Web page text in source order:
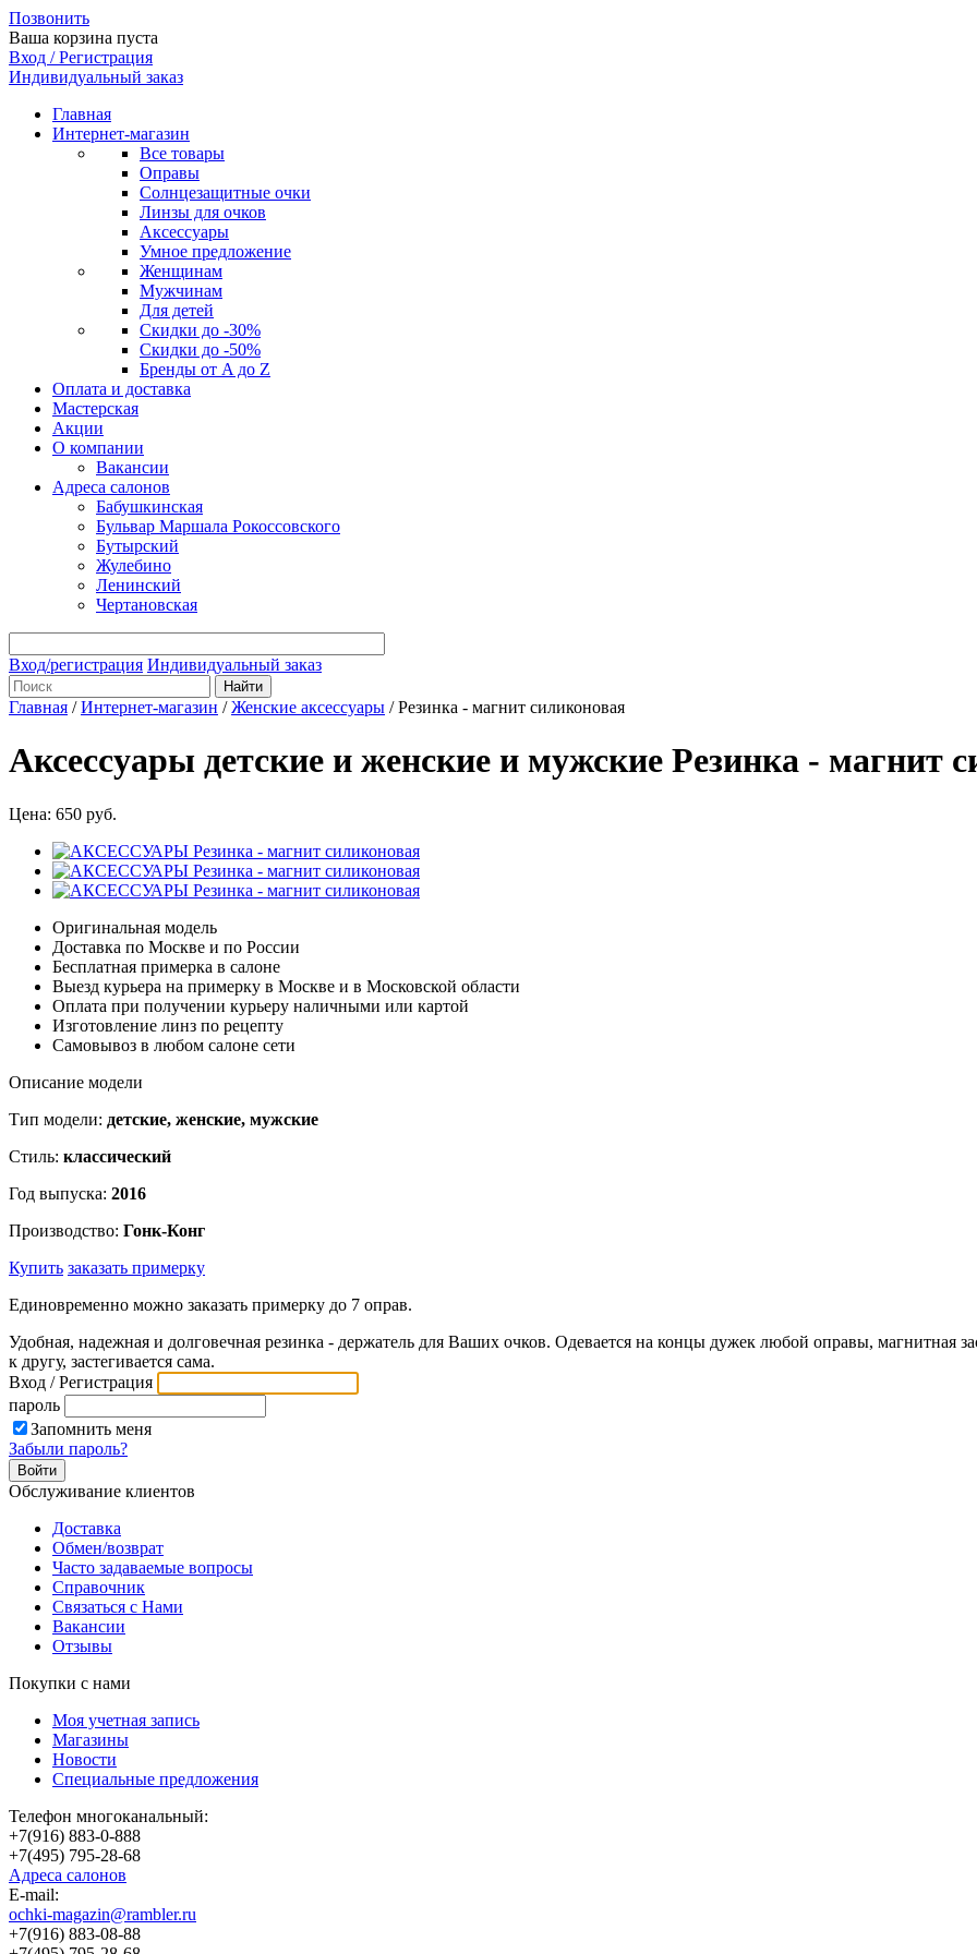
Позвонить
Ваша корзина пуста
Вход / Регистрация
Индивидуальный заказ
Главная
Интернет-магазин
Все товары
Оправы
Солнцезащитные очки
Линзы для очков
Аксессуары
Умное предложение
Женщинам
Мужчинам
Для детей
Скидки до -30%
Скидки до -50%
Бренды от A до Z
Оплата и доставка
Мастерская
Акции
О компании
Вакансии
Адреса салонов
Бабушкинская
Бульвар Маршала Рокоссовского
Бутырский
Жулебино
Ленинский
Чертановская
Вход/регистрация Индивидуальный заказ
Главная /Интернет-магазин /Женские аксессуары /Резинка - магнит силиконовая
Аксессуары детские и женские и мужские Резинка - магнит
Цена: 650 руб.
Оригинальная модель
Доставка по Москве и по России
Бесплатная примерка в салоне
Выезд курьера на примерку в Москве и в Московской области
Оплата при получении курьеру наличными или картой
Изготовление линз по рецепту
Самовывоз в любом салоне сети
Описание модели
Тип модели: детские, женские, мужские
Стиль: классический
Год выпуска: 2016
Производство: Гонк-Конг
Купить заказать примерку
Единовременно можно заказать примерку до 7 оправ.
Удобная, надежная и долговечная резинка - держатель для Ваших очков. Одевается на концы дужек любой оправы, магнитная
к другу, застегивается сама.
Вход / Регистрация
пароль
Запомнить меня
Забыли пароль?
Обслуживание клиентов
Доставка
Обмен/возврат
Часто задаваемые вопросы
Справочник
Связаться с Нами
Вакансии
Отзывы
Покупки с нами
Моя учетная запись
Магазины
Новости
Специальные предложения
Телефон многоканальный:
+7(916) 883-0-888
+7(495) 795-28-68
Адреса салонов
Е-mail:
ochki-magazin@rambler.ru
+7(916) 883-08-88